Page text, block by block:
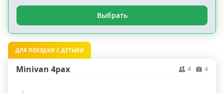
Выбрать
ДЛЯ ПОЕЗДКИ С ДЕТЬМИ
Minivan 4pax 4 4